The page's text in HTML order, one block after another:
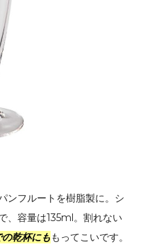
ンフルートを樹脂製に。シ
、容量は135ml。割れない
乾杯にももってこいです。